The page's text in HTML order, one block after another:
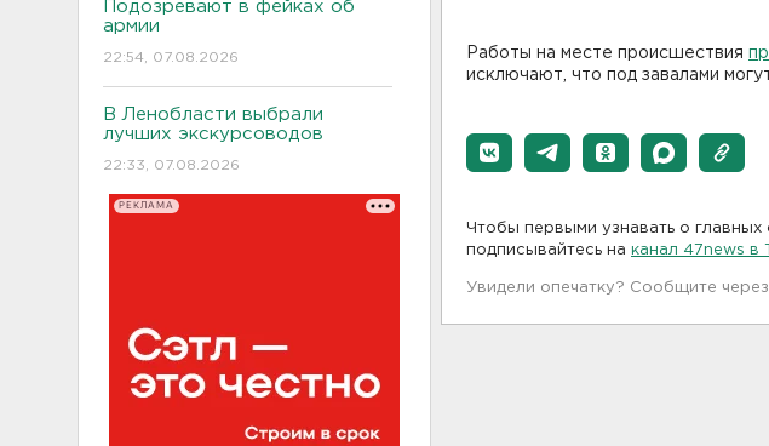
Подозревают в фейках об
армии
22:54, 07.08.2026
В Ленобласти выбрали
лучших экскурсоводов
22:33, 07.08.2026
РЕКЛАМА
Работы на месте происшествия
исключают, что под завалами
Чтобы первыми узнавать о
подписывайтесь на канал 47news в
Увидели опечатку? Сообщите